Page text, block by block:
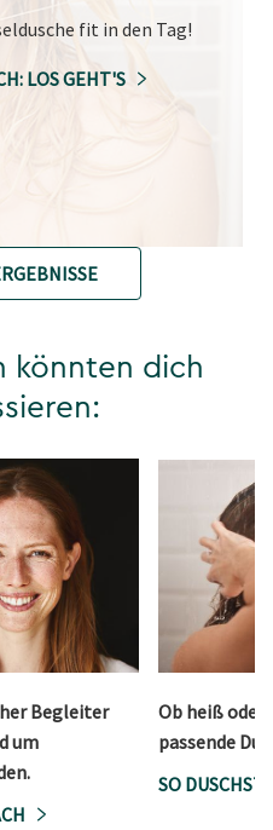
fit in den Tag!
LOS GEHT'S
könnten dich
Begleiter
um
Ob heiß oder
passende
SO DUSCHST